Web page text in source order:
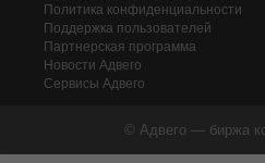
Политика конфиденциальности
Поддержка пользователей
Партнерская программа
Новости Адвего
Сервисы Адвего
© Адвего — биржа